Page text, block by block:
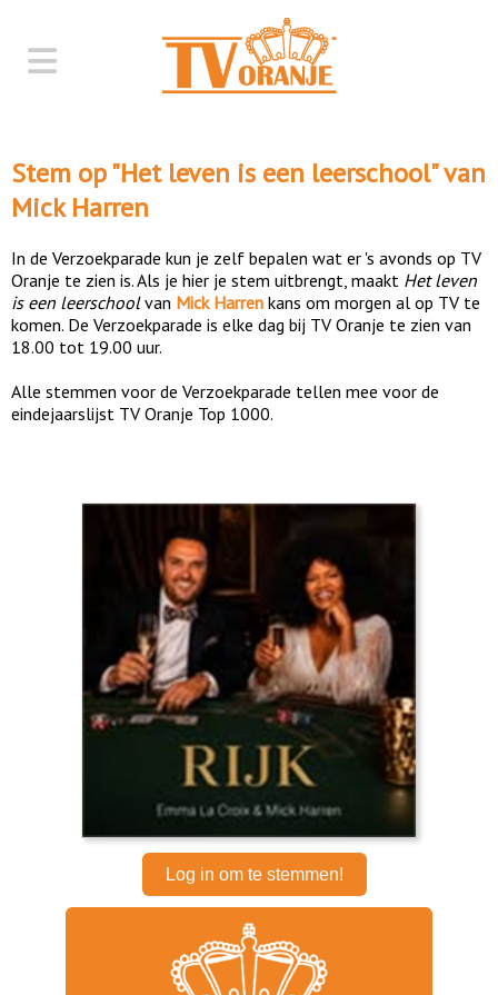
Stem op "Het leven is een leerschool" van
Mick Harren
In de Verzoekparade kun je zelf bepalen wat er 's avonds op TV
Oranje te zien is. Als je hier je stem uitbrengt, maakt Het leven
is een leerschoolvan Mick Harren kans om morgen al op TV te
komen. De Verzoekparade is elke dag bij TV Oranje te zien van
18.00 tot 19.00 uur.
Alle stemmen voor de Verzoekparade tellen mee voor de
eindejaarslijst TV Oranje Top 1000.
Log in om te stemmen!